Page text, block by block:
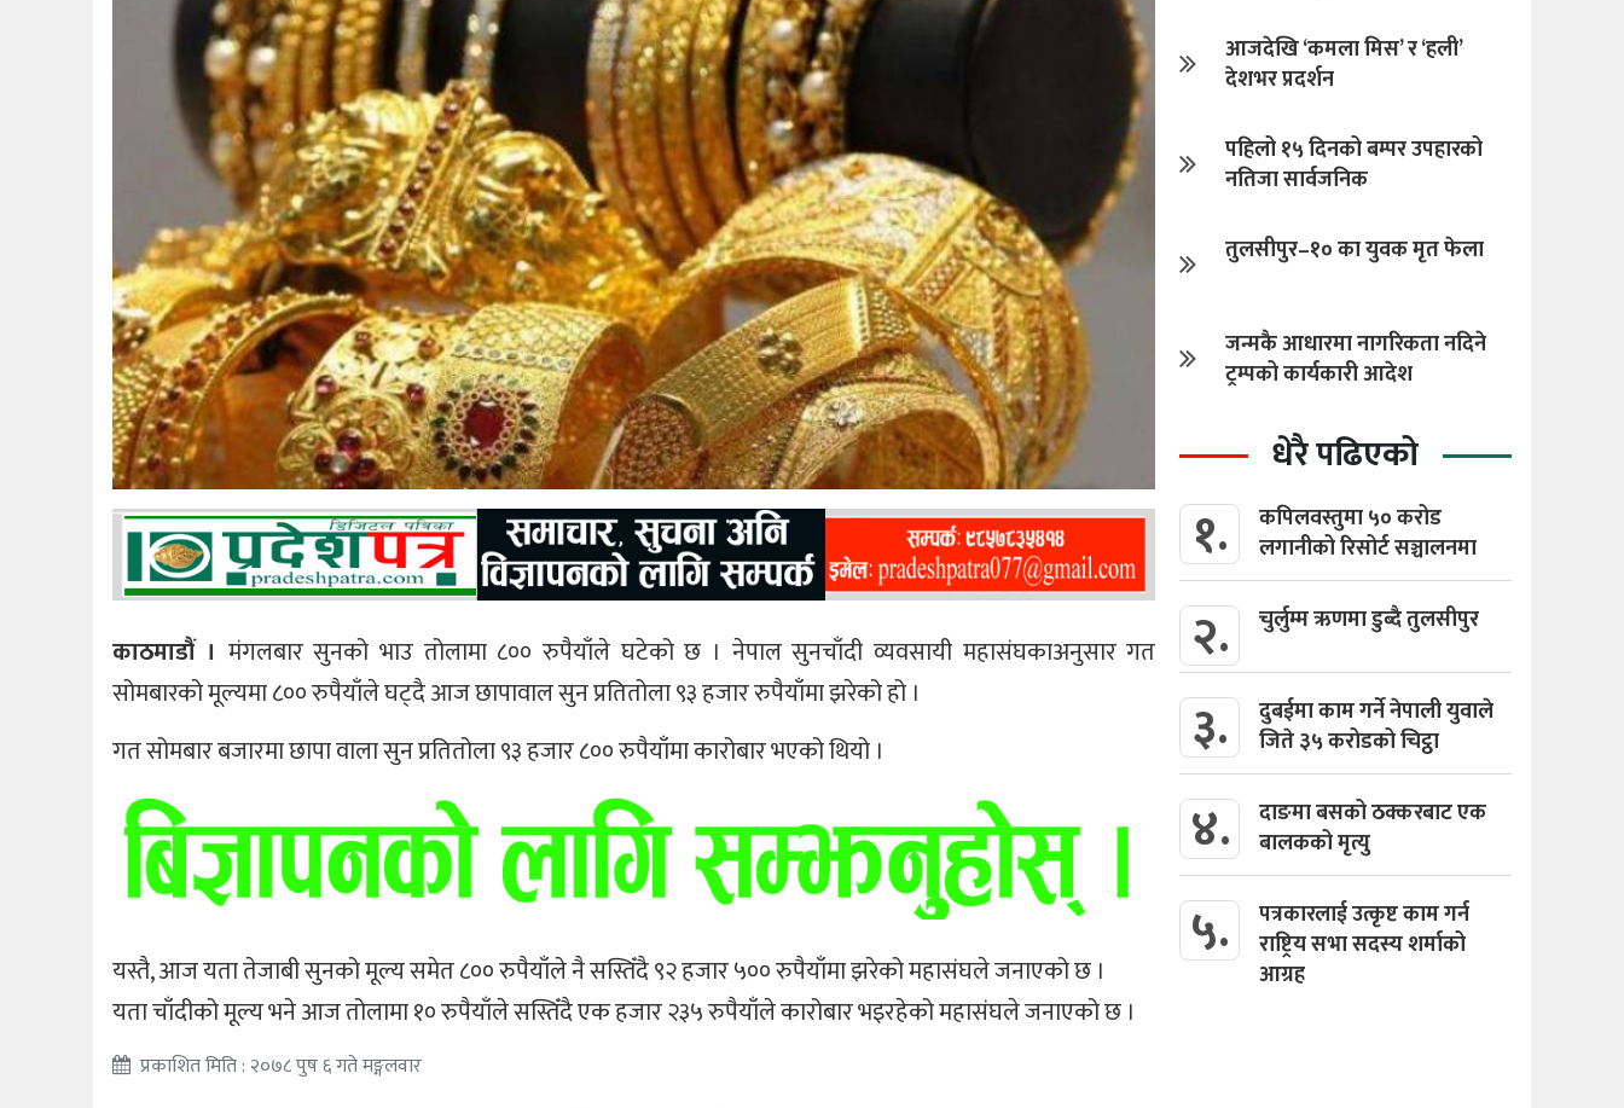
काठमाडौं । मंगलबार सुनको भाउ तोलामा ८०० रुपैयाँले घटेको छ । नेपाल सुनचाँदी व्यवसायी महासंघकाअनुसार गत
सोमबारको मूल्यमा ८०० रुपैयाँले घट्दै आज छापावाल सुन प्रतितोला ९३ हजार रुपैयाँमा झरेको हो ।
गत सोमबार बजारमा छापा वाला सुन प्रतितोला ९३ हजार ८०० रुपैयाँमा कारोबार भएको थियो ।
यस्तै, आज यता तेजाबी सुनको मूल्य समेत ८०० रुपैयाँले नै सस्तिँदै ९२ हजार ५०० रुपैयाँमा झरेको महासंघले जनाएको छ ।
यता चाँदीको मूल्य भने आज तोलामा १० रुपैयाँले सस्तिँदै एक हजार २३५ रुपैयाँले कारोबार भइरहेको महासंघले जनाएको छ ।
प्रकाशित मिति : २०७८ पुष ६ गते मङ्गलवार
आजदेखि ‘कमला मिस’ र ‘हली’
देशभर प्रदर्शन
पहिलो १५ दिनको बम्पर उपहारको
नतिजा सार्वजनिक
तुलसीपुर–१० का युवक मृत फेला
जन्मकै आधारमा नागरिकता नदिने
ट्रम्पको कार्यकारी आदेश
धेरै पढिएको
१.
कपिलवस्तुमा ५० करोड
लगानीको रिसोर्ट सञ्चालनमा
२. चुर्लुम्म ऋणमा डुब्दै तुलसीपुर
३.
दुबईमा काम गर्ने नेपाली युवाले
जिते ३५ करोडको चिट्ठा
४.
दाङमा बसको ठक्करबाट एक
बालकको मृत्यु
५.
पत्रकारलाई उत्कृष्ट काम गर्न
राष्ट्रिय सभा सदस्य शर्माको
आग्रह